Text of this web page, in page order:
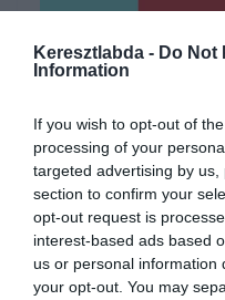
Keresztlabda - Do Not
Information
If you wish to opt-out of
processing of your
targeted advertising by
section to confirm your
opt-out request is
interest-based ads based
us or personal information
your opt-out. You may